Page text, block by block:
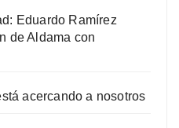
Eduardo Ramírez
de Aldama con
acercando a nosotros